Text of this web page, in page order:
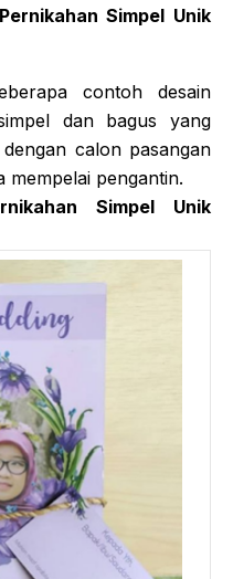
Simpel Unik
contoh desain
dan bagus yang
calon pasangan
mempelai pengantin.
Simpel Unik